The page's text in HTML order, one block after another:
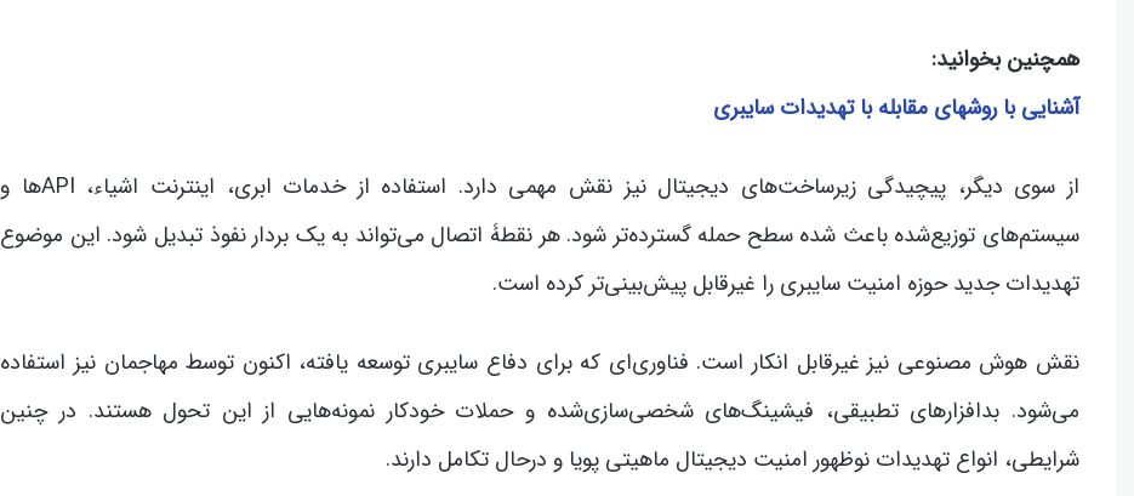
همچنین بخوانید:
آشنایی با روشهای مقابله با تهدیدات سایبری
از سوی دیگر، پیچیدگی زیرساخت‌های دیجیتال نیز نقش مهمی دارد. استفاده از خدمات ابری، اینترنت اشیاء، APIها و
سیستم‌های توزیع‌شده باعث شده سطح حمله گسترده‌تر شود. هر نقطۀ اتصال می‌تواند به یک بردار نفوذ تبدیل شود. این موضوع
تهدیدات جدید حوزه امنیت سایبری را غیرقابل پیش‌بینی‌تر کرده است.
نقش هوش مصنوعی نیز غیرقابل انکار است. فناوری‌ای که برای دفاع سایبری توسعه یافته، اکنون توسط مهاجمان نیز استفاده
می‌شود. بدافزارهای تطبیقی، فیشینگ‌های شخصی‌سازی‌شده و حملات خودکار نمونه‌هایی از این تحول هستند. در چنین
شرایطی، انواع تهدیدات نوظهور امنیت دیجیتال ماهیتی پویا و درحال تکامل دارند.